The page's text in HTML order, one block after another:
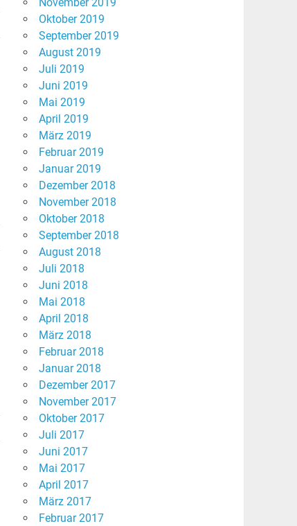
November 2019
Oktober 2019
September 2019
August 2019
Juli 2019
Juni 2019
Mai 2019
April 2019
März 2019
Februar 2019
Januar 2019
Dezember 2018
November 2018
Oktober 2018
September 2018
August 2018
Juli 2018
Juni 2018
Mai 2018
April 2018
März 2018
Februar 2018
Januar 2018
Dezember 2017
November 2017
Oktober 2017
Juli 2017
Juni 2017
Mai 2017
April 2017
März 2017
Februar 2017